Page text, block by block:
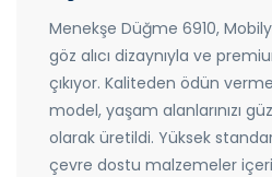
Menekşe Düğme 6910,
göz alıcı dizaynıyla ve
çıkıyor. Kaliteden ödün
model, yaşam alanlarınızı
olarak üretildi. Yüksek
çevre dostu malzemeler